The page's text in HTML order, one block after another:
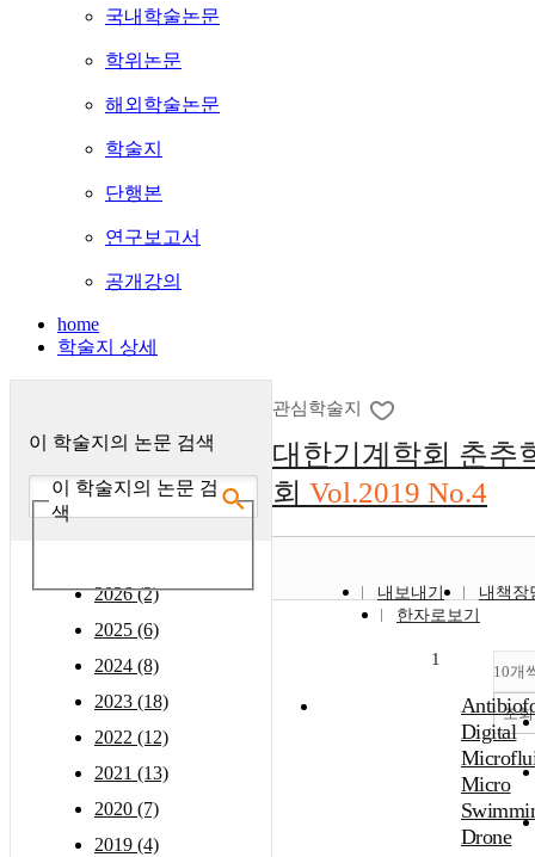
국내학술논문
학위논문
해외학술논문
학술지
단행본
연구보고서
공개강의
home
학술지 상세
이 학술지의 논문 검색
이 학술지의 논문 검
색
2026 (2)
2025 (6)
2024 (8)
2023 (18)
2022 (12)
2021 (13)
2020 (7)
2019 (4)
관심학술지
대한기계학회 춘추
회 Vol.2019 No.4
내보내기
내책장
한자로보기
10개
조회
1
Digital
Micro
Drone